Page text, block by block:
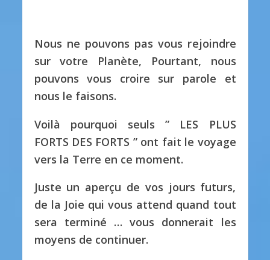
Nous ne pouvons pas vous rejoindre
sur votre Planète, Pourtant, nous
pouvons vous croire sur parole et
nous le faisons.
Voilà pourquoi seuls ” LES PLUS
FORTS DES FORTS ” ont fait le voyage
vers la Terre en ce moment.
Juste un aperçu de vos jours futurs,
de la Joie qui vous attend quand tout
sera terminé … vous donnerait les
moyens de continuer.